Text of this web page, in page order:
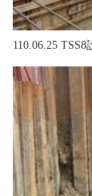
110.06.25